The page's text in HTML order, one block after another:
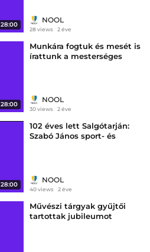
28:00
NOOL
28 views 2 éve
28:00
Munkára fogtuk és mesét is
írattunk a mesterséges
NOOL
30 views 2 éve
28:00
102 éves lett Salgótarján:
Szabó János sport- és
NOOL
40 views 2 éve
Művészi tárgyak gyűjtői
tartottak jubileumot